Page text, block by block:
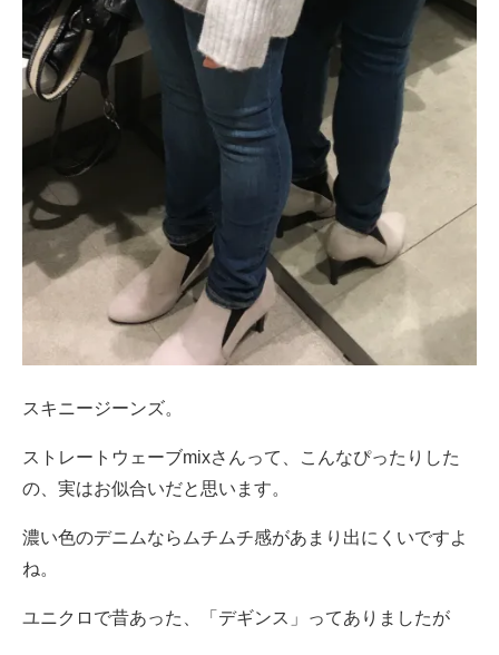
スキニージーンズ。
ストレートウェーブmixさんって、こんなぴったりした
の、実はお似合いだと思います。
濃い色のデニムならムチムチ感があまり出にくいですよ
ね。
ユニクロで昔あった、「デギンス」ってありましたが